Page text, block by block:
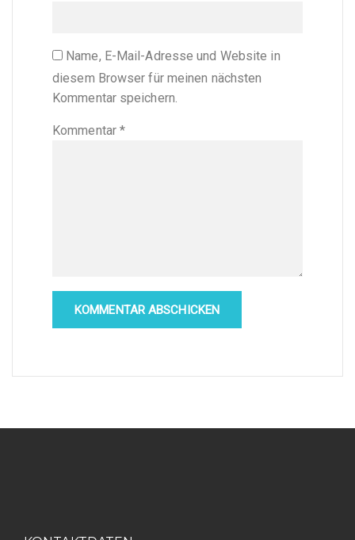
Name, E-Mail-Adresse und Website in
diesem Browser für meinen nächsten
Kommentar speichern.
Kommentar *